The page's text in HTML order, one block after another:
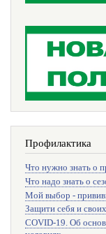
Профилактика
Что нужно знать о
Что надо знать о
Мой выбор -
Защити себя и
COVID-19. Об